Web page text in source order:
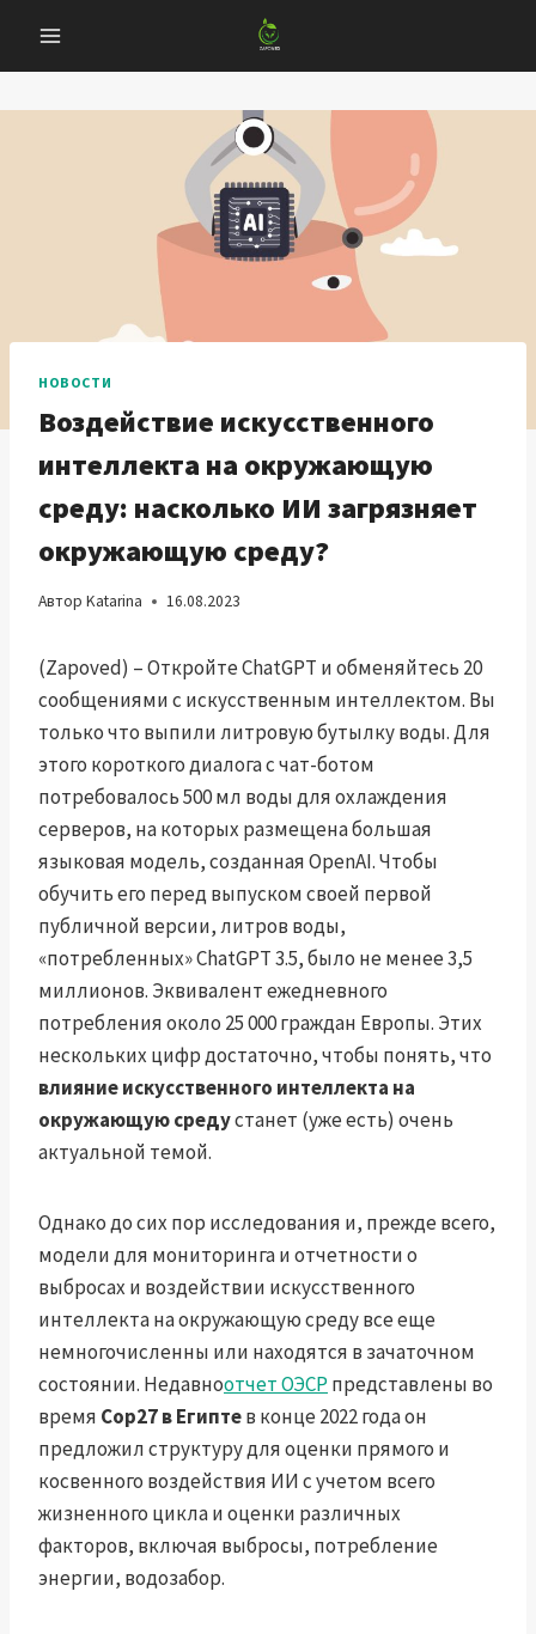
содержанию
НОВОСТИ
Воздействие искусственного
интеллекта на окружающую
среду: насколько ИИ загрязняет
окружающую среду?
Автор Katarina 16.08.2023
(Zapoved) – Откройте ChatGPT и обменяйтесь 20
сообщениями с искусственным интеллектом. Вы
только что выпили литровую бутылку воды. Для
этого короткого диалога с чат-ботом
потребовалось 500 мл воды для охлаждения
серверов, на которых размещена большая
языковая модель, созданная OpenAI. Чтобы
обучить его перед выпуском своей первой
публичной версии, литров воды,
«потребленных» ChatGPT 3.5, было не менее 3,5
миллионов. Эквивалент ежедневного
потребления около 25 000 граждан Европы. Этих
нескольких цифр достаточно, чтобы понять, что
влияние искусственного интеллекта на
окружающую средустанет (уже есть) очень
актуальной темой.
Однако до сих пор исследования и, прежде всего,
модели для мониторинга и отчетности о
выбросах и воздействии искусственного
интеллекта на окружающую среду все еще
немногочисленны или находятся в зачаточном
состоянии. Недавноотчет ОЭСРпредставлены во
время Cop27 в Египтев конце 2022 года он
предложил структуру для оценки прямого и
косвенного воздействия ИИ с учетом всего
жизненного цикла и оценки различных
факторов, включая выбросы, потребление
энергии, водозабор.